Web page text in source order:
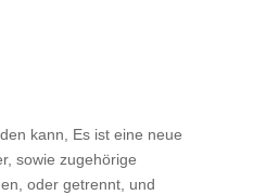
kann, Es ist eine neue
sowie zugehörige
oder getrennt, und